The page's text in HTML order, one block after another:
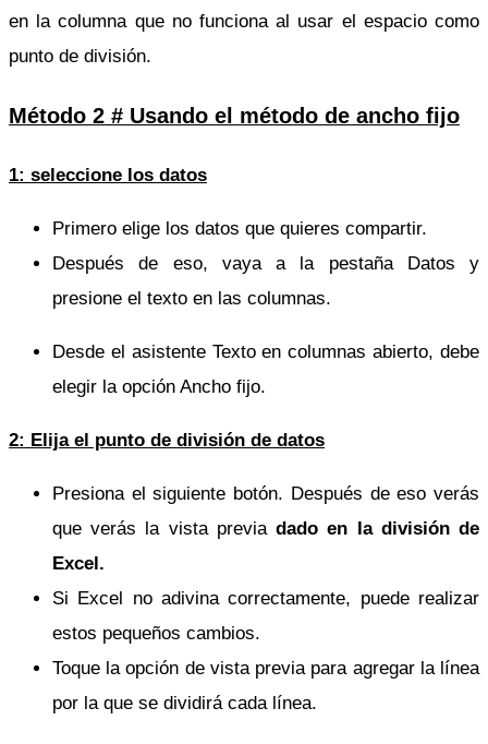
en la columna que no funciona al usar el espacio como
punto de división.
Método 2 # Usando el método de ancho fijo
1: seleccione los datos
Primero elige los datos que quieres compartir.
Después de eso, vaya a la pestaña Datos y
presione el texto en las columnas.
Desde el asistente Texto en columnas abierto, debe
elegir la opción Ancho fijo.
2: Elija el punto de división de datos
Presiona el siguiente botón. Después de eso verás
que verás la vista previadado en la división de
Excel.
Si Excel no adivina correctamente, puede realizar
estos pequeños cambios.
Toque la opción de vista previa para agregar la línea
por la que se dividirá cada línea.